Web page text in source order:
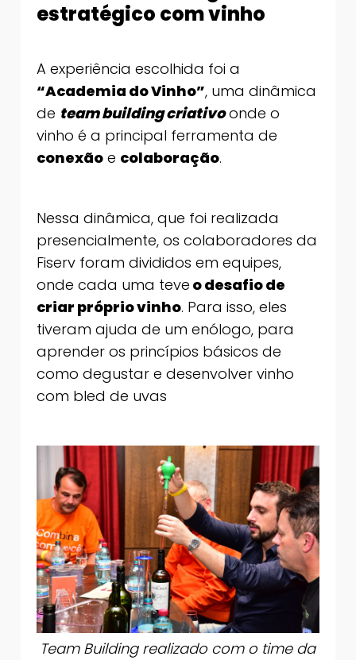
estratégico com vinho
A experiência escolhida foi a
“Academia do Vinho”, uma dinâmica
de team building criativoonde o
vinho é a principal ferramenta de
conexão e colaboração.
Nessa dinâmica, que foi realizada
presencialmente, os colaboradores da
Fiserv foram divididos em equipes,
onde cada uma teve o desafio de
criar próprio vinho. Para isso, eles
tiveram ajuda de um enólogo, para
aprender os princípios básicos de
como degustar e desenvolver vinho
com bled de uvas
Team Building realizado com o time da